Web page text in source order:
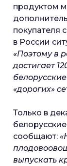
продуктом
покупателя
в России
«Поэтому в
достигает
«дорогих»
Только в
сообщают:
выпускать